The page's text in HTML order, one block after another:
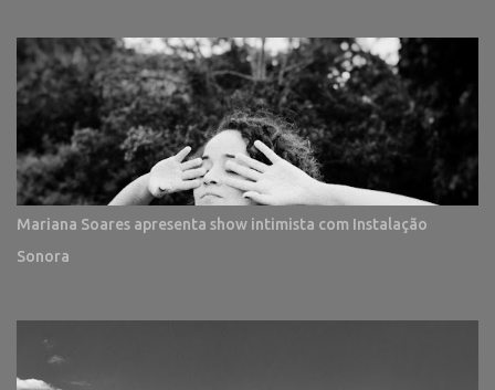
Mariana Soares apresenta show intimista com Instalação
Sonora